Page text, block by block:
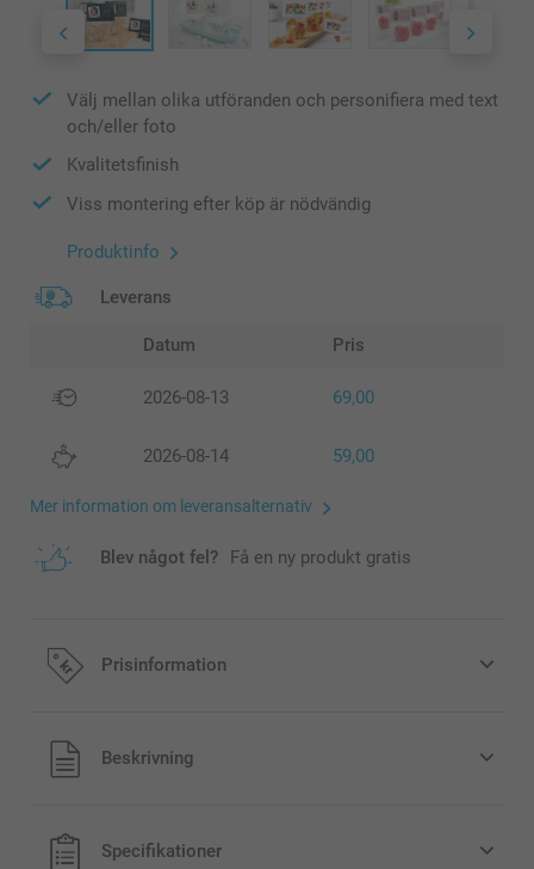
Välj mellan olika utföranden och personifiera med text
och/eller foto
Kvalitetsfinish
Viss montering efter köp är nödvändig
Produktinfo
Leverans
Datum Pris
2026-08-13 69,00
2026-08-14 59,00
Mer information om leveransalternativ
Blev något fel? Få en ny produkt gratis
Prisinformation
Alla priser är i svenska kronor (SEK), inklusive moms och
exklusive porto.
Beskrivning
Specifikationer